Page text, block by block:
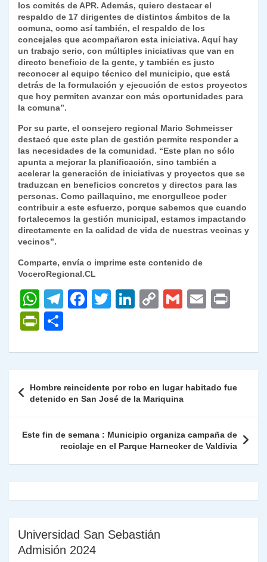
los comités de APR. Además, quiero destacar el
respaldo de 17 dirigentes de distintos ámbitos de la
comuna, como así también, el respaldo de los
concejales que acompañaron esta iniciativa. Aquí hay
un trabajo serio, con múltiples iniciativas que van en
directo beneficio de la gente, y también es justo
reconocer al equipo técnico del municipio, que está
detrás de la formulación y ejecución de estos proyectos
que hoy permiten avanzar con más oportunidades para
la comuna”.
Por su parte, el consejero regional Mario Schmeisser
destacó que este plan de gestión permite responder a
las necesidades de la comunidad. “Este plan no sólo
apunta a mejorar la planificación, sino también a
acelerar la generación de iniciativas y proyectos que se
traduzcan en beneficios concretos y directos para las
personas. Como paillaquino, me enorgullece poder
contribuir a este esfuerzo, porque sabemos que cuando
fortalecemos la gestión municipal, estamos impactando
directamente en la calidad de vida de nuestras vecinas y
vecinos”.
Comparte, envía o imprime este contenido de
VoceroRegional.CL
W
h
at
s
p
p
T
gr
m
F
e
o
o
k
T
er
Li
e
n
C
y
n
k
G
l
E
l
P
nt
Fr
ie
n
dl
m
p
ar
tir
de
entradas
Hombre reincidente por robo en lugar habitado fue
detenido en San José de la Mariquina
Este fin de semana : Municipio organiza campaña de
reciclaje en el Parque Harnecker de Valdivia
Universidad San Sebastián
Admisión 2024